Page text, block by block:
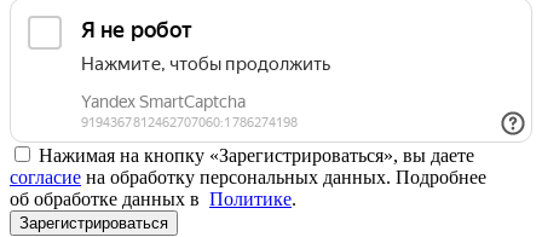
Нажимая на кнопку «Зарегистрироваться», вы даете
согласие на обработку персональных данных. Подробнее
об обработке данных в Политике.
Зарегистрироваться